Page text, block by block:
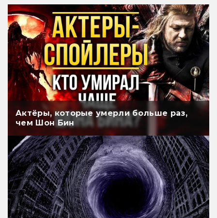
Актёры, которые умерли больше раз,
чем Шон Бин